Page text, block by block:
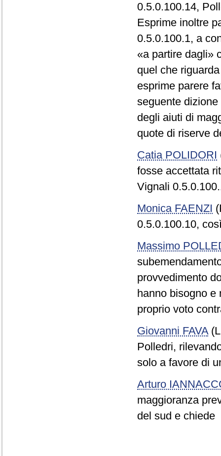
0.5.0.100.14,
Esprime inoltre
0.5.0.100.1, a
«a partire dagli»
quel che
esprime parere
seguente
degli aiuti di
quote di riserve
Catia POLIDORI
fosse accettata
Vignali
Monica FAENZI
0.5.0.100.10,
Massimo
provvedimento
hanno bisogno e
proprio voto
Giovanni FAVA
Polledri,
solo a favore di
Arturo
maggioranza
del sud e chiede